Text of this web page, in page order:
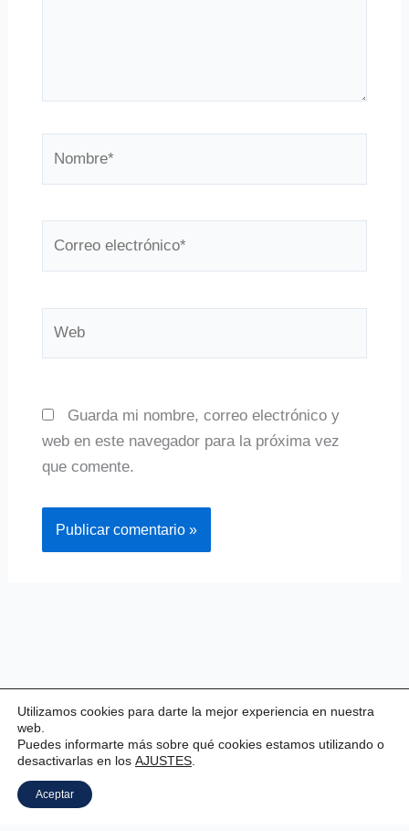
Guarda mi nombre, correo electrónico y
web en este navegador para la próxima vez
que comente.
Copyright © 2026 Valladolid Club Esgrima
Utilizamos cookies para darte la mejor experiencia en nuestra
web.
Puedes informarte más sobre qué cookies estamos utilizando o
desactivarlas en los AJUSTES
Aceptar